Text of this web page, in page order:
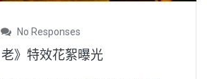
No Responses
》特效花絮曝光